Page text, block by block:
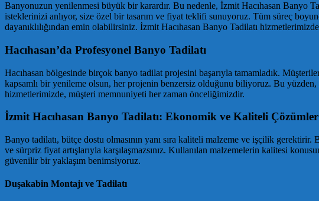
Banyonuzun yenilenmesi büyük bir karardır. Bu nedenle, İzmit Hacıhasan Banyo
isteklerinizi anlıyor, size özel bir tasarım ve fiyat teklifi sunuyoruz. Tüm süreç
dayanıklılığından emin olabilirsiniz. İzmit Hacıhasan Banyo Tadilatı
Hacıhasan’da Profesyonel Banyo Tadilatı
Hacıhasan bölgesinde birçok banyo tadilat projesini başarıyla tamamladık.
kapsamlı bir yenileme olsun, her projenin benzersiz olduğunu biliyoruz. Bu
hizmetlerimizde, müşteri memnuniyeti her zaman önceliğimizdir.
İzmit Hacıhasan Banyo Tadilatı: Ekonomik ve Kaliteli Çözümler
Banyo tadilatı, bütçe dostu olmasının yanı sıra kaliteli malzeme ve işçilik
ve sürpriz fiyat artışlarıyla karşılaşmazsınız. Kullanılan malzemelerin kalitesi
güvenilir bir yaklaşım benimsiyoruz.
Duşakabin Montajı ve Tadilatı